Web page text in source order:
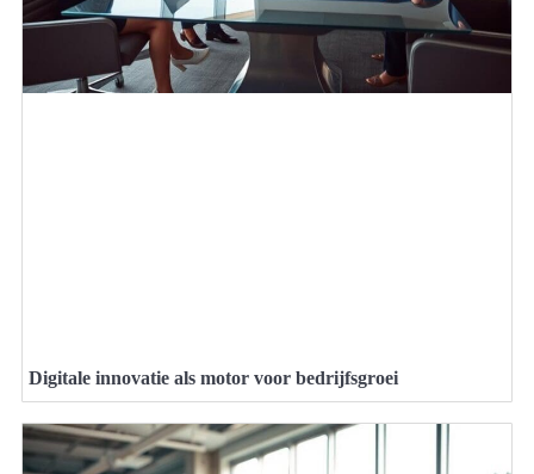
Digitale innovatie als motor voor bedrijfsgroei